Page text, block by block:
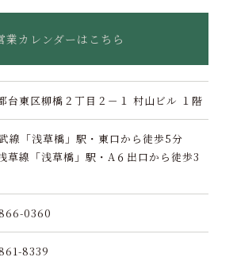
業カレンダーはこちら
台東区柳橋２丁目２－１ 村山ビル １階
線「浅草橋」駅・東口から徒歩5分
草線「浅草橋」駅・A６出口から徒歩3
0360
8339